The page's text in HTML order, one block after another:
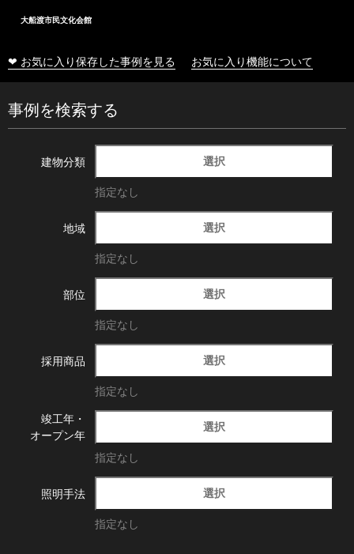
大船渡市民文化会館
❤ お気に入り保存した事例を見る お気に入り機能について
事例を検索する
建物分類 選択
指定なし
地域 選択
指定なし
部位 選択
指定なし
採用商品 選択
指定なし
竣工年・
オープン年
選択
指定なし
照明手法 選択
指定なし